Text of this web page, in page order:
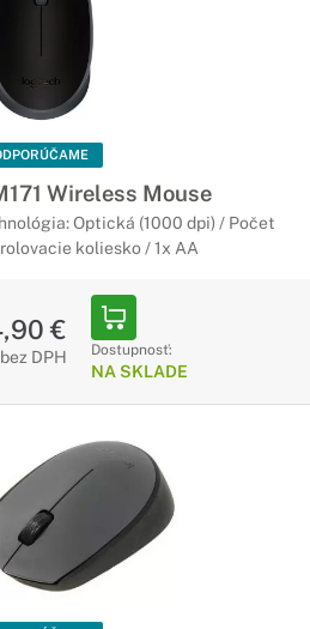
Wireless Mouse
Optická (1000 dpi) / Počet
koliesko / 1x AA
€
bez DPH Dostupnosť:
NA SKLADE